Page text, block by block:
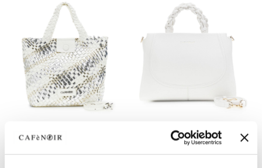
REBAJAS